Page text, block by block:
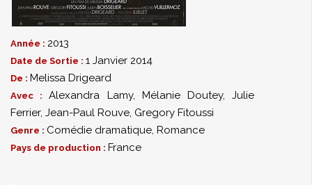
Année : 2013
Date de Sortie : 1 Janvier 2014
De : Melissa Drigeard
Avec :Alexandra Lamy, Mélanie Doutey,Julie
Ferrier, Jean-Paul Rouve, Gregory Fitoussi
Genre : Comédie dramatique, Romance
Pays de production : France